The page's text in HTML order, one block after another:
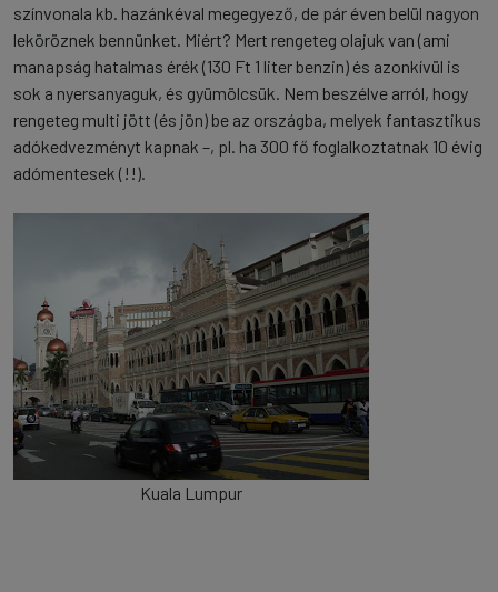
színvonala kb. hazánkéval megegyező, de pár éven belül nagyon
leköröznek bennünket. Miért? Mert rengeteg olajuk van (ami
manapság hatalmas érék (130 Ft 1 liter benzin) és azonkívül is
sok a nyersanyaguk, és gyümölcsük. Nem beszélve arról, hogy
rengeteg multi jött (és jön) be az országba, melyek fantasztikus
adókedvezményt kapnak –, pl. ha 300 fő foglalkoztatnak 10 évig
adómentesek (!!).
Kuala Lumpur